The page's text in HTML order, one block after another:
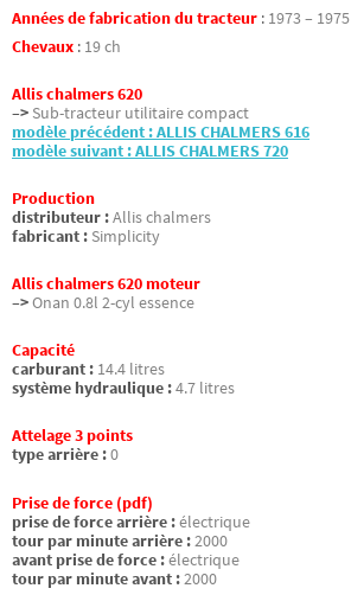
Années de fabrication du tracteur : 1973 – 1975
Chevaux : 19 ch
Allis chalmers 620
–> Sub-tracteur utilitaire compact
modèle précédent : ALLIS CHALMERS 616
modèle suivant : ALLIS CHALMERS 720
Production
distributeur :Allis chalmers
fabricant : Simplicity
Allis chalmers 620 moteur
–>Onan 0.8l 2-cyl essence
Capacité
carburant : 14.4 litres
système hydraulique :4.7 litres
Attelage 3 points
type arrière :0
Prise de force (pdf)
prise de force arrière :électrique
tour par minute arrière :2000
avant prise de force :électrique
tour par minute avant :2000